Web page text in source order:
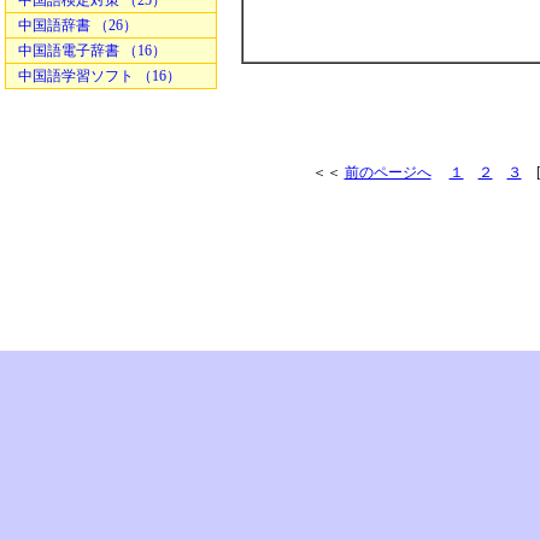
中国語辞書 （26）
中国語電子辞書 （16）
中国語学習ソフト （16）
＜＜ 前のページへ １ ２ ３ [